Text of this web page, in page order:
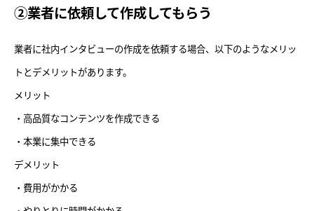
②業者に依頼して作成してもらう
業者に社内インタビューの作成を依頼する場合、以下のようなメリッ
トとデメリットがあります。
メリット
・高品質なコンテンツを作成できる
・本業に集中できる
デメリット
・費用がかかる